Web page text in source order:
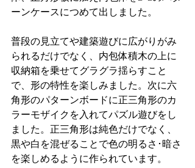
ーンケースにつめて出しました。
普段の見立てや建築遊びに広がりがみ
られるだけでなく、内包体積木の上に
収納箱を乗せてグラグラ揺らすこと
で、形の特性を楽しみました。次に六
角形のパターンボードに正三角形のカ
ラーモザイクを入れてパズル遊びをし
ました。正三角形は純色だけでなく、
黒や白を混ぜることで色の明るさ･暗さ
を楽しめるように作られています。